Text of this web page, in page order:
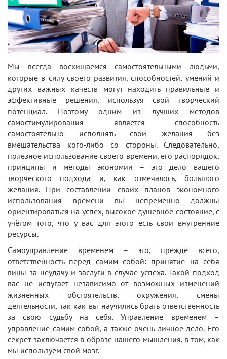
Мы всегда восхищаемся самостоятельными людьми,
которые в силу своего развития, способностей, умений и
других важных качеств могут находить правильные и
эффективные решения, используя свой творческий
потенциал. Поэтому одним из лучших методов
самостимулирования является способность
самостоятельно исполнять свои желания без
вмешательства кого-либо со стороны. Следовательно,
полезное использование своего времени, его распорядок,
принципы и методы экономии – это дело вашего
творческого подхода и, как отмечалось, большого
желания. При составлении своих планов экономного
использования времени вы непременно должны
ориентироваться на успех, высокое душевное состояние, с
учётом того, что у вас для этого есть свои внутренние
ресурсы.
Самоуправление временем – это, прежде всего,
ответственность перед самим собой: принятие на себя
вины за неудачу и заслуги в случае успеха. Такой подход
вас не испугает независимо от возможных изменений
жизненных обстоятельств, окружения, смены
деятельности, так как вы научились брать ответственность
за свою судьбу на себя. Управление временем –
управление самим собой, а также очень личное дело. Его
секрет заключается в образе нашего мышления, в том, как
мы используем свой мозг.